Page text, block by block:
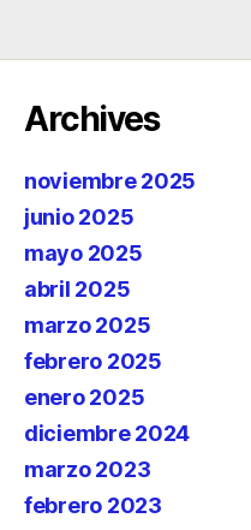
Archives
noviembre 2025
junio 2025
mayo 2025
abril 2025
marzo 2025
febrero 2025
enero 2025
diciembre 2024
marzo 2023
febrero 2023